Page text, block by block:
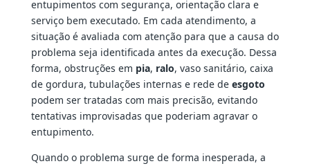
entupimentos com segurança, orientação clara e
serviço bem executado. Em cada atendimento, a
situação é avaliada com atenção para que a causa do
problema seja identificada antes da execução. Dessa
forma, obstruções em pia, ralo, vaso sanitário, caixa
de gordura, tubulações internas e rede de esgoto
podem ser tratadas com mais precisão, evitando
tentativas improvisadas que poderiam agravar o
entupimento.
Quando o problema surge de forma inesperada, a